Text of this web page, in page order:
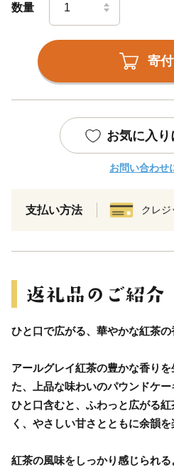
数量
寄
お気に入
お問い合わせ
支払い方法 クレジ
ひと口で広がる、華やかな紅茶の
アールグレイ紅茶の豊かな香り
た、上品な味わいのパウンドケー
ひと口含むと、ふわっと広がる
く、やさしい甘さとともに余韻を
紅茶の風味をしっかり感じられ